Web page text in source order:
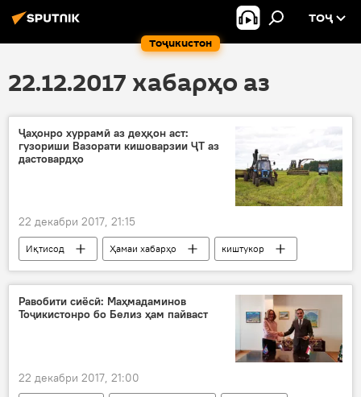
Тоҷикистон
ТОҶ
22.12.2017 хабарҳо аз
Ҷаҳонро хуррамӣ аз деҳқон аст:
гузориши Вазорати кишоварзии ҶТ аз
дастовардҳо
22 декабри 2017, 21:15
Иқтисод Ҳамаи хабарҳо
киштукор
бардошти ҳосил
Дар Тоҷикистон
Вазорати кишоварзӣ
Равобити сиёсӣ: Маҳмадаминов
Тоҷикистонро бо Белиз ҳам пайваст
22 декабри 2017, 21:00